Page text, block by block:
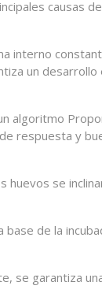
causas
interno
un desarrollo
algoritmo
respuesta y
huevos se
de la
se garantiza